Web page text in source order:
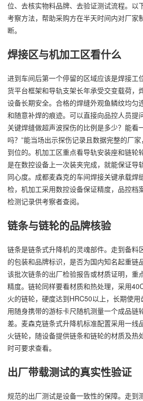
位、去核实物料品牌、去验证测试流程。以
考察方法，帮助采购方在半天时间内对厂家
断。
焊接区与机加工区看什么
进到车间后第一个停留的区域应该是焊接工
货平台框架和导轨支架长年承受交变载荷，
设备长期安全。合格的焊缝外观鱼鳞纹均匀
和随意补焊的痕迹。可以直接向品控人员提
关键焊缝做超声波探伤的比例是多少？能看
吗？”能当场出示探伤记录且数据完整的厂
到位的。机加工区重点看导轨安装座和链轮
是在数控设备上一次装夹完成，就能保证导
同心度。成都麦森克的车间焊接关键承载焊
检，机加工采用数控设备保证精度，品控档
检测记录供考察者查阅。
链条与链轮的品牌核验
链条是链条式升降机的灵魂部件。走到备料
的包装和品牌标识，是否为国内知名起重链
该批次链条的出厂检验报告或材质证明，重
精度。链轮同样要看材质和热处理，采用
火的链轮，硬度达到HRC50以上，长期使
用随身携带的游标卡尺随机测量一个成品链
差。麦森克链条式升降机标准配置采用一线
火链轮，随设备提供链条和链轮的材质及热
时可要求查看。
出厂带载测试的真实性验证
规范的出厂测试是设备一致性的保障。走到